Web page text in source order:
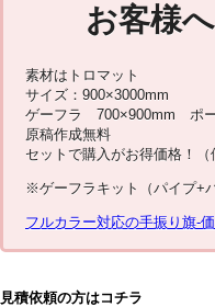
お客様
素材はトロマット
サイズ：900×3000mm
ゲーフラ 700×900mm ポ
原稿作成無料
セットで購入がお得価格！（
※ゲーフラキット（パイプ+
フルカラー対応の手振り旗-
見積依頼の方はコチラ